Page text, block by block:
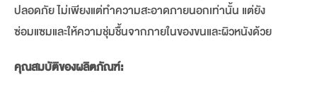
ปลอดภัย ไม่เพียงแต่ทำความสะอาดภายนอกเท่านั้น แต่ยัง
ซ่อมแซมและให้ความชุ่มชื้นจากภายในของขนและผิวหนังด้วย
คุณสมบัติของผลิตภัณฑ์: